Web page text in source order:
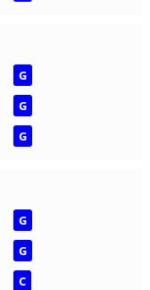
G
G
G
G
G
C